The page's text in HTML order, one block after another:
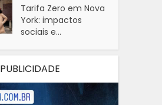
Tarifa Zero em Nova
York: impactos
sociais e...
PUBLICIDADE